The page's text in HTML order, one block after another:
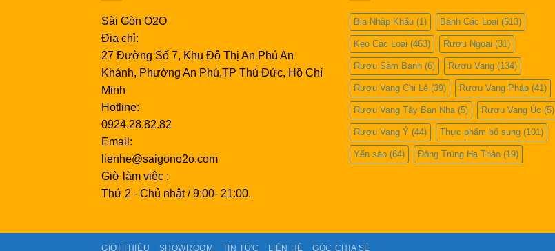
Sài Gòn O2O
Địa chỉ:
27 Đường Số 7, Khu Đô Thị An Phú An
Khánh, Phường An Phú,TP Thủ Đức, Hồ Chí
Minh
Hotline:
0924.28.82.82
Email:
lienhe@saigono2o.com
Giờ làm việc :
Thứ 2 - Chủ nhật / 9:00- 21:00.
Bia Nhập Khẩu (1) Bánh Các Loại (513)
Kẹo Các Loại (463) Rượu Ngoại (31)
Rượu Sâm Banh (6) Rượu Vang (134)
Rượu Vang Chi Lê (39) Rượu Vang Pháp (41)
Rượu Vang Tây Ban Nha (5) Rượu Vang Úc (5)
Rượu Vang Ý (44) Thực phẩm bổ sung (101)
Yến sào (64) Đông Trùng Hạ Thảo (19)
GIỚI THIỆU SHOWROOM TIN TỨC LIÊN HỆ GÓC CHIA SẺ